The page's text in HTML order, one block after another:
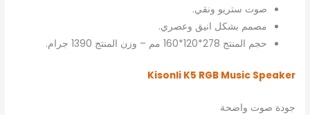
صوت ستريو ونقي.
مصمم بشكل انيق وعصري.
حجم المنتج 278*120*160 مم – وزن المنتج 1390 جرام.
Kisonli K5 RGB Music Speaker
جودة صوت واضحة